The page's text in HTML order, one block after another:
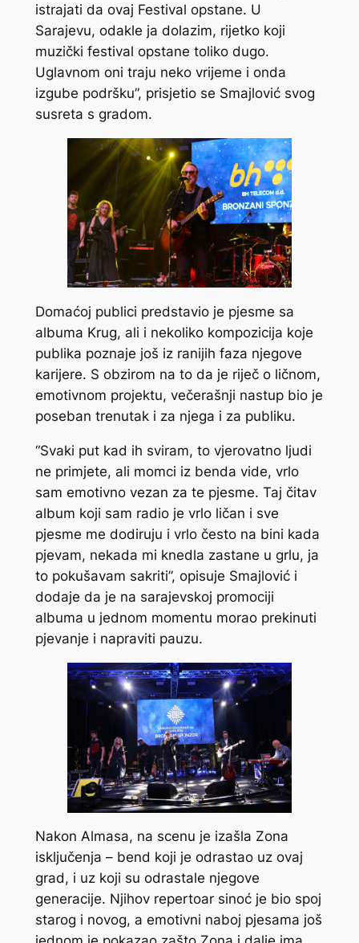
istrajati da ovaj Festival opstane. U
Sarajevu, odakle ja dolazim, rijetko koji
muzički festival opstane toliko dugo.
Uglavnom oni traju neko vrijeme i onda
izgube podršku”, prisjetio se Smajlović svog
susreta s gradom.
Domaćoj publici predstavio je pjesme sa
albuma Krug, ali i nekoliko kompozicija koje
publika poznaje još iz ranijih faza njegove
karijere. S obzirom na to da je riječ o ličnom,
emotivnom projektu, večerašnji nastup bio je
poseban trenutak i za njega i za publiku.
“Svaki put kad ih sviram, to vjerovatno ljudi
ne primjete, ali momci iz benda vide, vrlo
sam emotivno vezan za te pjesme. Taj čitav
album koji sam radio je vrlo ličan i sve
pjesme me dodiruju i vrlo često na bini kada
pjevam, nekada mi knedla zastane u grlu, ja
to pokušavam sakriti”, opisuje Smajlović i
dodaje da je na sarajevskoj promociji
albuma u jednom momentu morao prekinuti
pjevanje i napraviti pauzu.
Nakon Almasa, na scenu je izašla Zona
isključenja – bend koji je odrastao uz ovaj
grad, i uz koji su odrastale njegove
generacije. Njihov repertoar sinoć je bio spoj
starog i novog, a emotivni naboj pjesama još